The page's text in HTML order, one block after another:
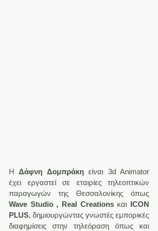
Η Δάφνη Δομπράκη είναι 3d Animator
έχει εργαστεί σε εταιρίες τηλεοπτικών
Wave Studio , Real Creations και ICON
PLUS, δημιουργώντας γνωστές εμπορικές
διαφημίσεις στην τηλεόραση όπως και